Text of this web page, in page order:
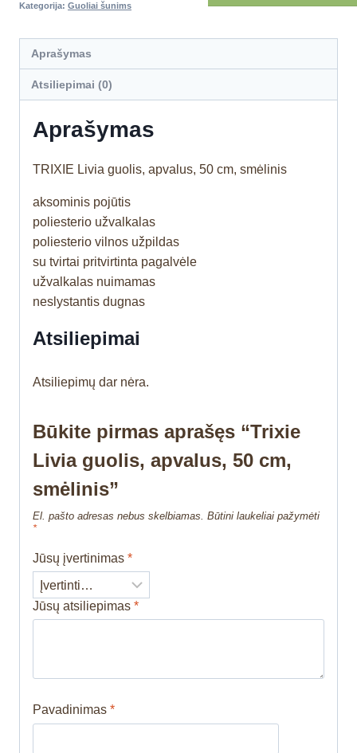
Kategorija: Guoliai šunims
Aprašymas
Atsiliepimai (0)
Aprašymas
TRIXIE Livia guolis, apvalus, 50 cm, smėlinis
aksominis pojūtis
poliesterio užvalkalas
poliesterio vilnos užpildas
su tvirtai pritvirtinta pagalvėle
užvalkalas nuimamas
neslystantis dugnas
Atsiliepimai
Atsiliepimų dar nėra.
Būkite pirmas aprašęs “Trixie
Livia guolis, apvalus, 50 cm,
smėlinis”
El. pašto adresas nebus skelbiamas. Būtini laukeliai pažymėti
*
Jūsų įvertinimas *
Jūsų atsiliepimas *
Pavadinimas *